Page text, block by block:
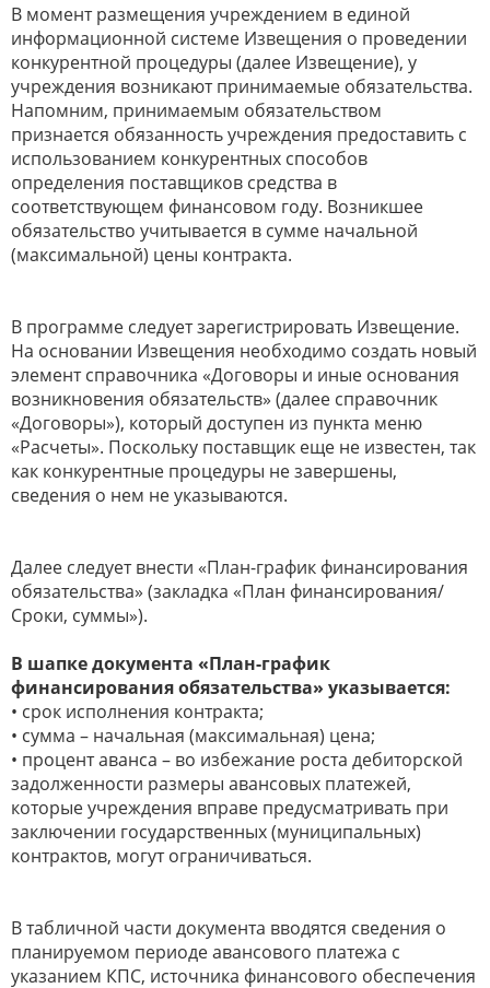
В момент размещения учреждением в единой
информационной системе Извещения о проведении
конкурентной процедуры (далее Извещение), у
учреждения возникают принимаемые обязательства.
Напомним, принимаемым обязательством
признается обязанность учреждения предоставить с
использованием конкурентных способов
определения поставщиков средства в
соответствующем финансовом году. Возникшее
обязательство учитывается в сумме начальной
(максимальной) цены контракта.
В программе следует зарегистрировать Извещение.
На основании Извещения необходимо создать новый
элемент справочника «Договоры и иные основания
возникновения обязательств» (далее справочник
«Договоры»), который доступен из пункта меню
«Расчеты». Поскольку поставщик еще не известен, так
как конкурентные процедуры не завершены,
сведения о нем не указываются.
Далее следует внести «План-график финансирования
обязательства» (закладка «План финансирования/
Сроки, суммы»).
В шапке документа «План-график
финансирования обязательства» указывается:
• срок исполнения контракта;
• сумма – начальная (максимальная) цена;
• процент аванса – во избежание роста дебиторской
задолженности размеры авансовых платежей,
которые учреждения вправе предусматривать при
заключении государственных (муниципальных)
контрактов, могут ограничиваться.
В табличной части документа вводятся сведения о
планируемом периоде авансового платежа с
указанием КПС, источника финансового обеспечения